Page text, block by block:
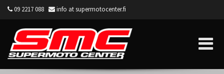
09 2217 088 info at supermotocenter.fi